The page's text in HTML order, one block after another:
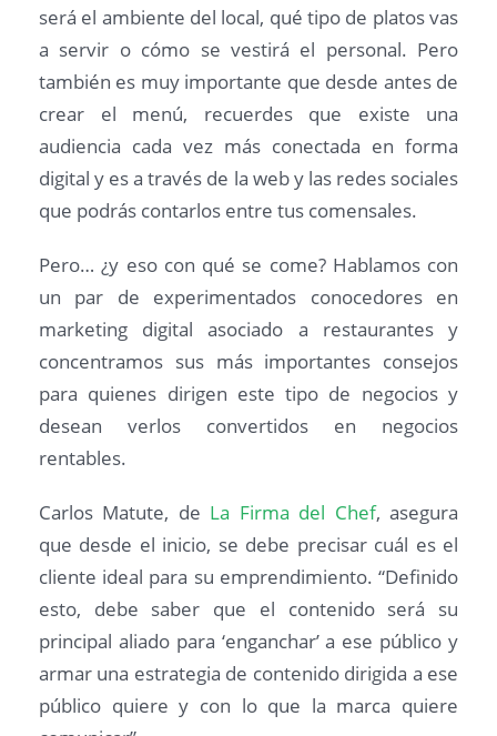
será el ambiente del local, qué tipo de platos vas
a servir o cómo se vestirá el personal. Pero
también es muy importante que desde antes de
crear el menú, recuerdes que existe una
audiencia cada vez más conectada en forma
digital y es a través de la web y las redes sociales
que podrás contarlos entre tus comensales.
Pero… ¿y eso con qué se come? Hablamos con
un par de experimentados conocedores en
marketing digital asociado a restaurantes y
concentramos sus más importantes consejos
para quienes dirigen este tipo de negocios y
desean verlos convertidos en negocios
rentables.
Carlos Matute, de La Firma del Chef, asegura
que desde el inicio, se debe precisar cuál es el
cliente ideal para su emprendimiento. “Definido
esto, debe saber que el contenido será su
principal aliado para ‘enganchar’ a ese público y
armar una estrategia de contenido dirigida a ese
público quiere y con lo que la marca quiere